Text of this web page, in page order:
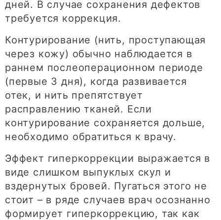
дней. В случае сохранения дефектов
требуется коррекция.
Контурирование (нить, проступающая
через кожу) обычно наблюдается в
раннем послеоперационном периоде
(первые 3 дня), когда развивается
отек, и нить препятствует
расправлению тканей. Если
контурирование сохраняется дольше,
необходимо обратиться к врачу.
Эффект гиперкоррекции выражается в
виде слишком выпуклых скул и
вздернутых бровей. Пугаться этого не
стоит – в ряде случаев врач осознанно
формирует гиперкоррекцию, так как